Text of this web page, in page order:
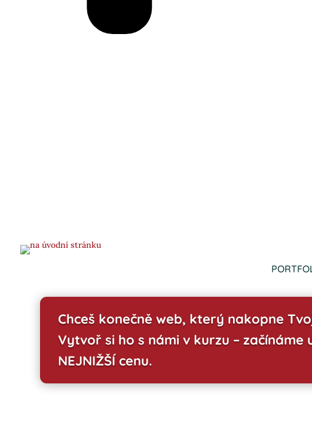
Chceš konečně web, který nakopne
Vytvoř si ho s námi v kurzu – začínáme
NEJNIŽŠÍ cenu.